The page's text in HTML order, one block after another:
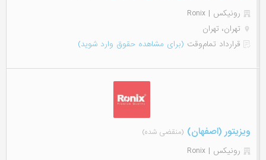
رونیکس | Ronix
تهران، تهران
قرارداد تمام‌وقت (برای مشاهده حقوق وارد شوید)
ویزیتور (اصفهان) (منقضی شده)
رونیکس | Ronix